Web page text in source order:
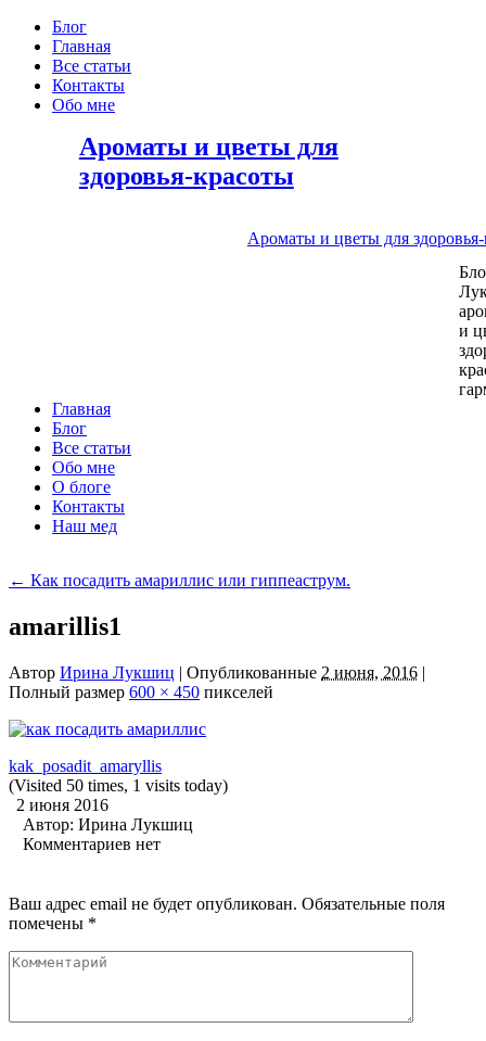
Блог
Главная
Все статьи
Контакты
Обо мне
Ароматы и цветы для
здоровья-красоты
Ароматы и цветы для
и
Главная
Блог
Все статьи
Обо мне
О блоге
Контакты
Наш мед
← Как посадить амариллис или гиппеаструм.
amarillis1
Автор Ирина Лукшиц | Опубликованные 2 июня, 2016 |
Полный размер 600 × 450 пикселей
kak_posadit_amaryllis
(Visited 50 times, 1 visits today)
2 июня 2016
Автор: Ирина Лукшиц
Комментариев нет
Ваш адрес email не будет опубликован. Обязательные поля
помечены *
Комментарий